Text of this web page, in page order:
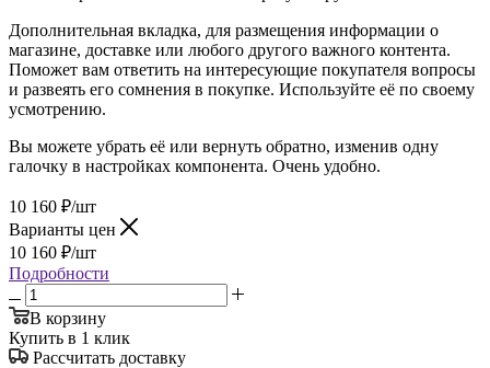
Дополнительная вкладка, для размещения информации о
магазине, доставке или любого другого важного контента.
Поможет вам ответить на интересующие покупателя вопросы
и развеять его сомнения в покупке. Используйте её по своему
усмотрению.
Вы можете убрать её или вернуть обратно, изменив одну
галочку в настройках компонента. Очень удобно.
10 160 ₽/шт
Варианты цен
10 160 ₽/шт
Подробности
В корзину
Купить в 1 клик
Рассчитать доставку